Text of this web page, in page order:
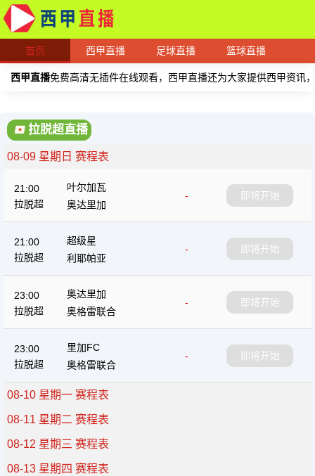
首页 西甲直播 足球直播 篮球直播
西甲直播免费高清无插件在线观看，西甲直播还为大家提供西甲资讯
拉脱超直播
08-09 星期日 赛程表
21:00
拉脱超
叶尔加瓦
-
奥达里加
即将开始
21:00
拉脱超
超级星
-
利耶帕亚
即将开始
23:00
拉脱超
奥达里加
-
奥格雷联合
即将开始
23:00
拉脱超
里加FC
-
奥格雷联合
即将开始
08-10 星期一 赛程表
08-11 星期二 赛程表
08-12 星期三 赛程表
08-13 星期四 赛程表